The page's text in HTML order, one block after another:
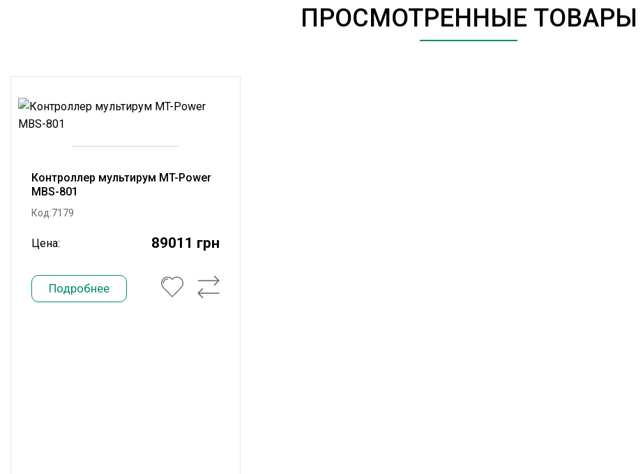
ПРОСМОТРЕННЫЕ ТОВАРЫ
Контроллер мультирум MT-Power
MBS-801
Код:7179
Цена: 89011 грн
Подробнее